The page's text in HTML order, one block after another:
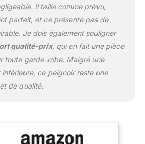
fraîche. Veuillez porter ce
peignoir afin que vous
puissiez vous détendre
où que vous soyez et
peu importe qui est
autour. Occasions : nos
peignoirs de bain sont
sommeil, la détente, les
meilleur choix pour votre
temps libre.
Il taille comme prévu,
parfait, et ne présente pas de
Je dois également souligner
qualité-prix, qui en fait une pièce
toute garde-robe. Malgré une
ce peignoir reste une
de qualité.